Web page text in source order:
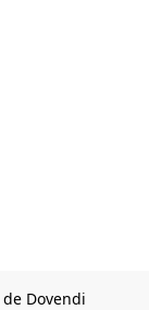
Dovendi